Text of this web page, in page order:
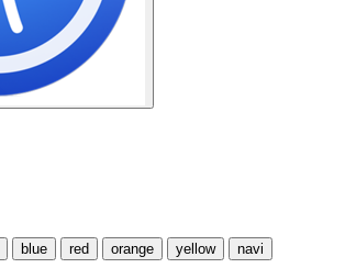
blue red orange yellow
navi